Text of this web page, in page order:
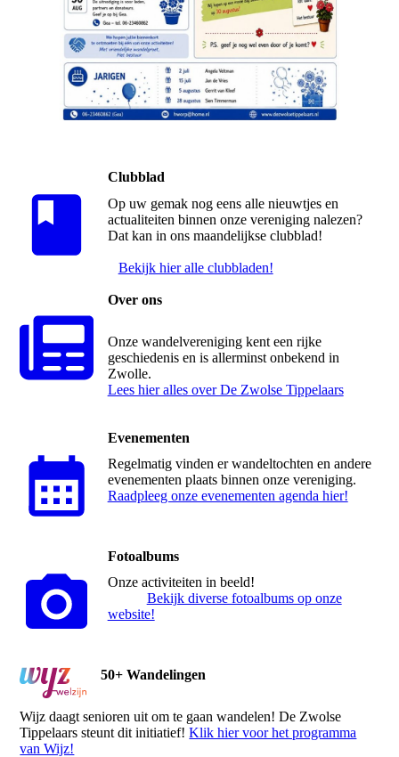
Clubblad
Op uw gemak nog eens alle nieuwtjes en
actualiteiten binnen onze vereniging nalezen?
Dat kan in ons maandelijkse clubblad!
Bekijk hier alle clubbladen!
Over ons
Onze wandelvereniging kent een rijke
geschiedenis en is allerminst onbekend in
Zwolle.
Lees hier alles over De Zwolse Tippelaars
Evenementen
Regelmatig vinden er wandeltochten en andere
evenementen plaats binnen onze vereniging.
Raadpleeg onze evenementen agenda hier!
Fotoalbums
Onze activiteiten in beeld!
Bekijk diverse fotoalbums op onze
website!
50+ Wandelingen
Wijz daagt senioren uit om te gaan wandelen! De Zwolse
Tippelaars steunt dit initiatief!Klik hier voor het programma
van Wijz!